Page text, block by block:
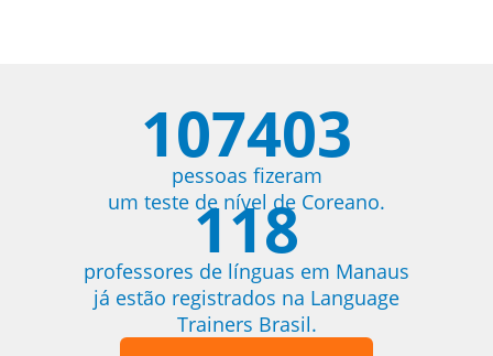
107403
pessoas fizeram
um teste de nível de Coreano.
118
professores de línguas em Manaus
já estão registrados na Language
Trainers Brasil.